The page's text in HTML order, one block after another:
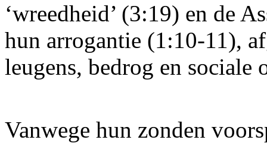
‘wreedheid’ (3:19) en de
hun arrogantie (1:10-11),
leugens, bedrog en
Vanwege hun zonden